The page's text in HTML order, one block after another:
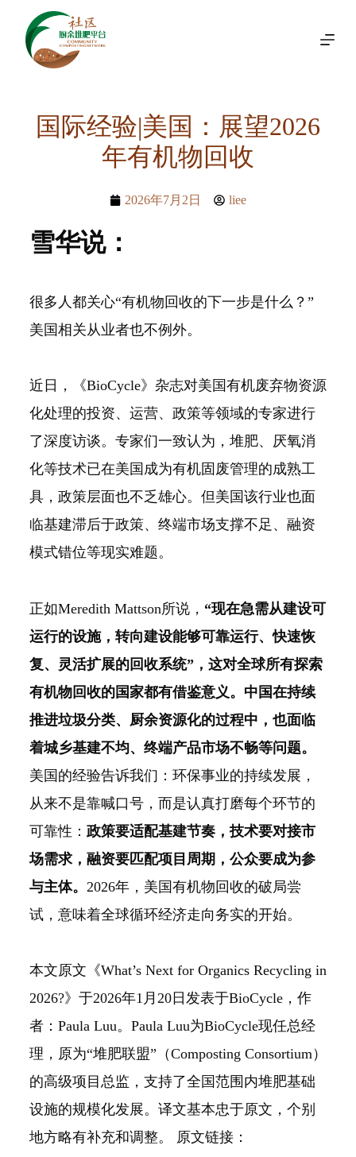
跳
过
国际经验|美国：展望2026
年有机物回收
2026年7月2日 liee
雪华说：
很多人都关心“有机物回收的下一步是什么？”
美国相关从业者也不例外。
近日，《BioCycle》杂志对美国有机废弃物资源
化处理的投资、运营、政策等领域的专家进行
了深度访谈。专家们一致认为，堆肥、厌氧消
化等技术已在美国成为有机固废管理的成熟工
具，政策层面也不乏雄心。但美国该行业也面
临基建滞后于政策、终端市场支撑不足、融资
模式错位等现实难题。
正如Meredith Mattson所说， “现在急需从建设可
运行的设施，转向建设能够可靠运行、快速恢
复、灵活扩展的回收系统”，这对全球所有探索
有机物回收的国家都有借鉴意义。中国在持续
推进垃圾分类、厨余资源化的过程中，也面临
着城乡基建不均、终端产品市场不畅等问题。
美国的经验告诉我们：环保事业的持续发展，
从来不是靠喊口号，而是认真打磨每个环节的
可靠性： 政策要适配基建节奏，技术要对接市
场需求，融资要匹配项目周期，公众要成为参
与主体。 2026年，美国有机物回收的破局尝
试，意味着全球循环经济走向务实的开始。
本文原文《What’s Next for Organics Recycling in
2026?》于2026年1月20日发表于BioCycle，作
者：Paula Luu。Paula Luu为BioCycle现任总经
理，原为“堆肥联盟”（Composting Consortium）
的高级项目总监，支持了全国范围内堆肥基础
设施的规模化发展。译文基本忠于原文，个别
地方略有补充和调整。 原文链接：